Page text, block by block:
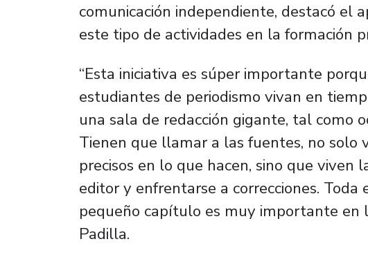
comunicación independiente, destacó el
este tipo de actividades en la formación
“Esta iniciativa es súper importante
estudiantes de periodismo vivan en
una sala de redacción gigante, tal como
Tienen que llamar a las fuentes, no solo
precisos en lo que hacen, sino que viven
editor y enfrentarse a correcciones. Toda
pequeño capítulo es muy importante en
Padilla.